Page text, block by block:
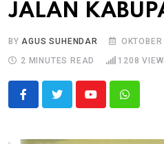
JALAN
BYAGUS SUHENDAR
2 MINUTES READ
1208
Youtube